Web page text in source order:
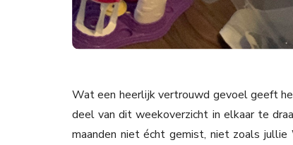
Wat een heerlijk vertrouwd gevoel geeft
deel van dit weekoverzicht in elkaar te
maanden niet écht gemist, niet zoals